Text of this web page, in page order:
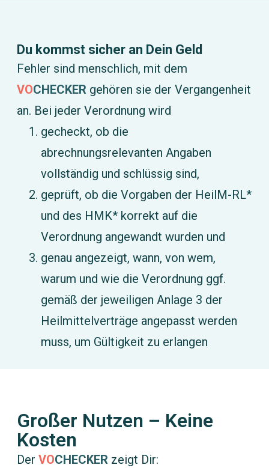
Du kommst sicher an Dein Geld
Fehler sind menschlich, mit dem
VOCHECKERgehören sie der Vergangenheit
an. Bei jeder Verordnung wird
gecheckt, ob die
abrechnungsrelevanten Angaben
vollständig und schlüssig sind,
geprüft, ob die Vorgaben der HeilM-RL*
und des HMK* korrekt auf die
Verordnung angewandt wurden und
genau angezeigt, wann, von wem,
warum und wie die Verordnung ggf.
gemäß der jeweiligen Anlage 3 der
Heilmittelverträge angepasst werden
muss, um Gültigkeit zu erlangen
Großer Nutzen – Keine
Kosten
Der VOCHECKERzeigt Dir: